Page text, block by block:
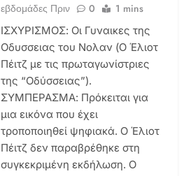
εβδομάδες Πριν
0 1 mins
ΙΣΧΥΡΙΣΜΟΣ: Οι Γυναικες της
Οδυσσειας του Νολαν (Ο Έλιοτ
Πέιτζ με τις πρωταγωνίστριες
της “Οδύσσειας”).
ΣΥΜΠΕΡΑΣΜΑ: Πρόκειται για
μια εικόνα που έχει
τροποποιηθεί ψηφιακά. Ο Έλιοτ
Πέιτζ δεν παραβρέθηκε στη
συγκεκριμένη εκδήλωση. Ο